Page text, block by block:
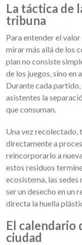
La táctica de
tribuna
Para entender el
mirar más allá de los
plan no consiste
de los juegos, sino en
Durante cada
asistentes la
que consuman.
Una vez recolectado,
directamente a
reincorporarlo a
estos residuos
ecosistema, las
ser un desecho en un
directa la huella
El calendario
ciudad